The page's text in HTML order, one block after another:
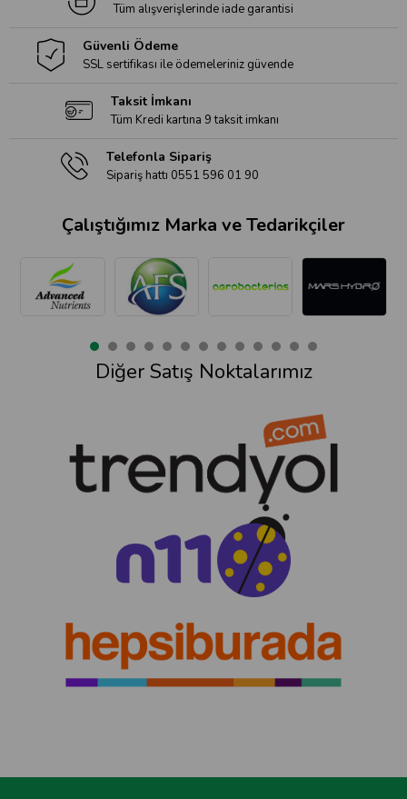
Tüm alışverişlerinde iade garantisi
Güvenli Ödeme
SSL sertifikası ile ödemeleriniz güvende
Taksit İmkanı
Tüm Kredi kartına 9 taksit imkanı
Telefonla Sipariş
Sipariş hattı 0551 596 01 90
Çalıştığımız Marka ve Tedarikçiler
Diğer Satış Noktalarımız